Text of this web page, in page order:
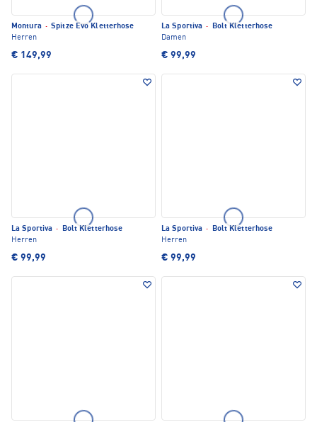
Montura · Spitze Evo Kletterhose
Herren
€ 149,99
La Sportiva ·
Bolt Kletterhose
Damen
€ 99,99
La Sportiva ·
Bolt Kletterhose
Herren
€ 99,99
La Sportiva ·
Bolt Kletterhose
Herren
€ 99,99